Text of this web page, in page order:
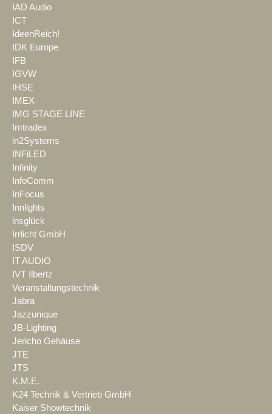
IAD Audio
ICT
IdeenReich!
IDK Europe
IFB
IGVW
IHSE
IMEX
IMG STAGE LINE
Imtradex
in2Systems
INFiLED
Infinity
InfoComm
InFocus
Innlights
insglück
Irrlicht GmbH
ISDV
IT AUDIO
IVT Ilbertz
Veranstaltungstechnik
Jabra
Jazzunique
JB-Lighting
Jericho Gehäuse
JTE
JTS
K.M.E.
K24 Technik & Vertrieb GmbH
Kaiser Showtechnik